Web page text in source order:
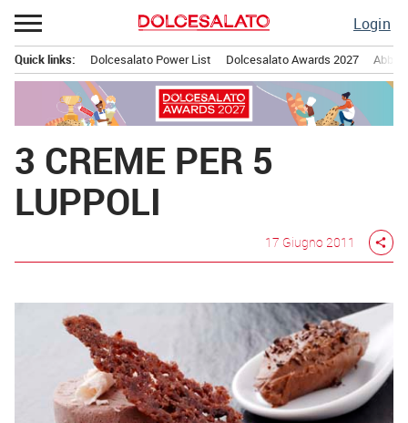
Passa
al
contenuto
Login
principale
Quick links: Dolcesalato Power List Dolcesalato Awards 2027
3 CREME PER 5
LUPPOLI
17 Giugno 2011 share